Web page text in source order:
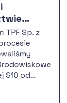
TPF Sp. z
S10 od